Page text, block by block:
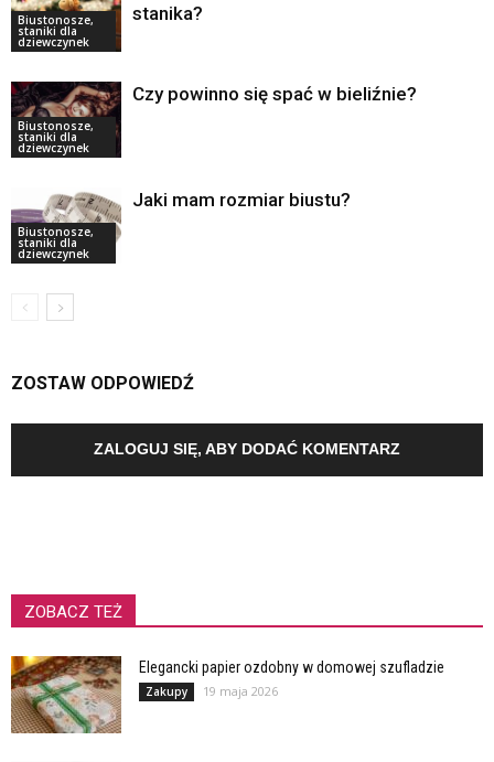
Biustonosze,
staniki dla
dziewczynek
stanika?
Biustonosze,
staniki dla
dziewczynek
Czy powinno się spać w bieliźnie?
Biustonosze,
staniki dla
dziewczynek
Jaki mam rozmiar biustu?
ZOSTAW ODPOWIEDŹ
ZALOGUJ SIĘ, ABY DODAĆ KOMENTARZ
ZOBACZ TEŻ
Elegancki papier ozdobny w domowej szufladzie
Zakupy 19 maja 2026